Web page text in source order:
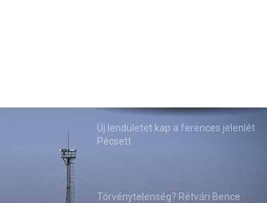
Új lendületet kap a ferences jelenlét
Pécsett
Törvénytelenség? Rétvári Bence